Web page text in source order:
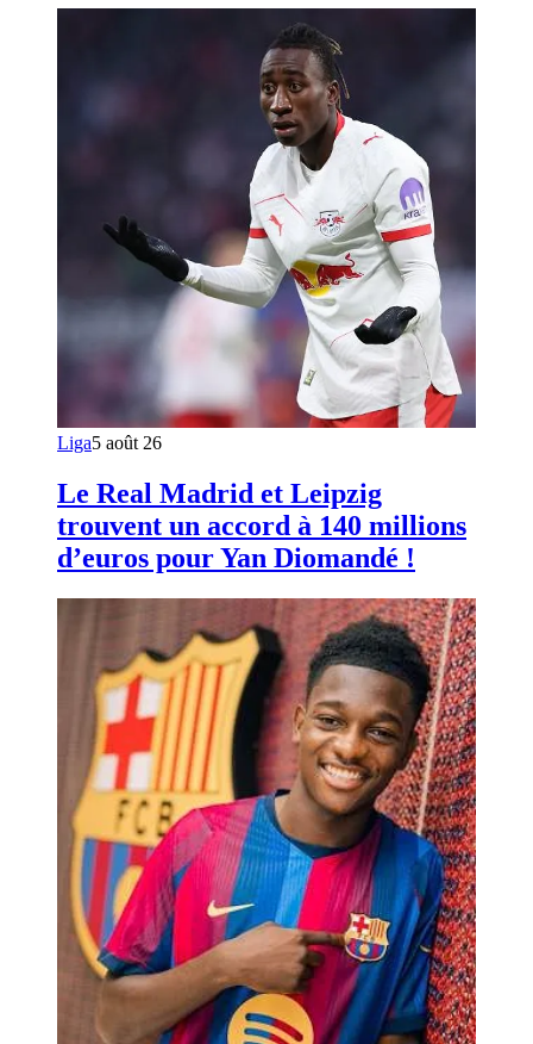
Liga5 août 26
Le Real Madrid et Leipzig
trouvent un accord à 140 millions
d’euros pour Yan Diomandé !